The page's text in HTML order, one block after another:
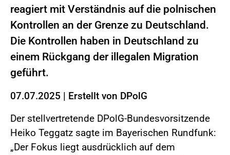
reagiert mit Verständnis auf die polnischen
Kontrollen an der Grenze zu Deutschland.
Die Kontrollen haben in Deutschland zu
einem Rückgang der illegalen Migration
geführt.
07.07.2025 | Erstellt von DPolG
Der stellvertretende DPolG-Bundesvorsitzende
Heiko Teggatz sagte im Bayerischen Rundfunk:
„Der Fokus liegt ausdrücklich auf dem